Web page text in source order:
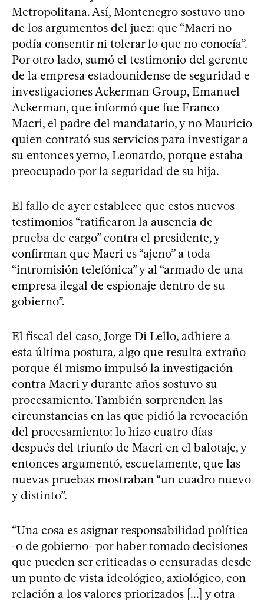
Metropolitana. Así, Montenegro sostuvo uno
de los argumentos del juez: que “Macri no
podía consentir ni tolerar lo que no conocía”.
Por otro lado, sumó el testimonio del gerente
de la empresa estadounidense de seguridad e
investigaciones Ackerman Group, Emanuel
Ackerman, que informó que fue Franco
Macri, el padre del mandatario, y no Mauricio
quien contrató sus servicios para investigar a
su entonces yerno, Leonardo, porque estaba
preocupado por la seguridad de su hija.
El fallo de ayer establece que estos nuevos
testimonios “ratificaron la ausencia de
prueba de cargo” contra el presidente, y
confirman que Macri es “ajeno” a toda
“intromisión telefónica” y al “armado de una
empresa ilegal de espionaje dentro de su
gobierno”.
El fiscal del caso, Jorge Di Lello, adhiere a
esta última postura, algo que resulta extraño
porque él mismo impulsó la investigación
contra Macri y durante años sostuvo su
procesamiento. También sorprenden las
circunstancias en las que pidió la revocación
del procesamiento: lo hizo cuatro días
después del triunfo de Macri en el balotaje, y
entonces argumentó, escuetamente, que las
nuevas pruebas mostraban “un cuadro nuevo
y distinto”.
“Una cosa es asignar responsabilidad política
-o de gobierno- por haber tomado decisiones
que pueden ser criticadas o censuradas desde
un punto de vista ideológico, axiológico, con
relación a los valores priorizados [...] y otra